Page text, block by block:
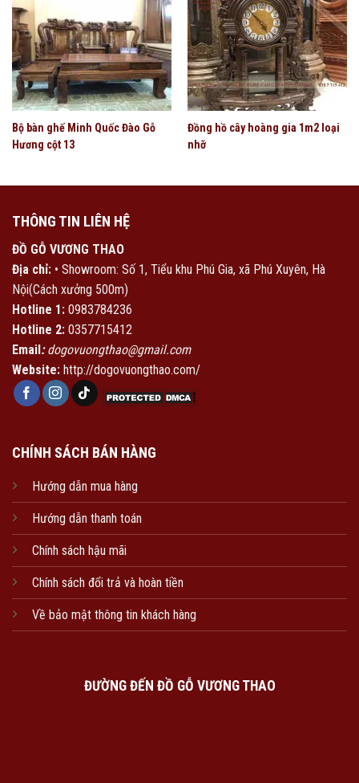
Bộ bàn ghế Minh Quốc Đào Gỗ
Hương cột 13
Đồng hồ cây hoàng gia 1m2 loại
nhỡ
THÔNG TIN LIÊN HỆ
ĐỒ GỖ VƯƠNG THAO
Địa chỉ: • Showroom: Số 1, Tiểu khu Phú Gia, xã Phú Xuyên, Hà
Nội(Cách xưởng 500m)
Hotline 1: 0983784236
Hotline 2: 0357715412
Email:dogovuongthao@gmail.com
Website: http://dogovuongthao.com/
CHÍNH SÁCH BÁN HÀNG
Hướng dẫn mua hàng
Hướng dẫn thanh toán
Chính sách hậu mãi
Chính sách đổi trả và hoàn tiền
Về bảo mật thông tin khách hàng
ĐƯỜNG ĐẾN ĐỒ GỖ VƯƠNG THAO